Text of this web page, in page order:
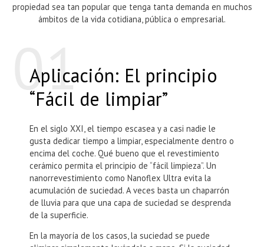
Permanecen debido a la evaporación. Es comprensible que esta
propiedad sea tan popular que tenga tanta demanda en muchos
Aplicación: El principio
“Fácil de limpiar”
En el siglo XXI, el tiempo escasea y a casi nadie le
gusta dedicar tiempo a limpiar, especialmente dentro o
encima del coche. Qué bueno que el revestimiento
cerámico permita el principio de “fácil limpieza”. Un
nanorrevestimiento como Nanoflex Ultra evita la
acumulación de suciedad. A veces basta un chaparrón
de lluvia para que una capa de suciedad se desprenda
de la superficie.